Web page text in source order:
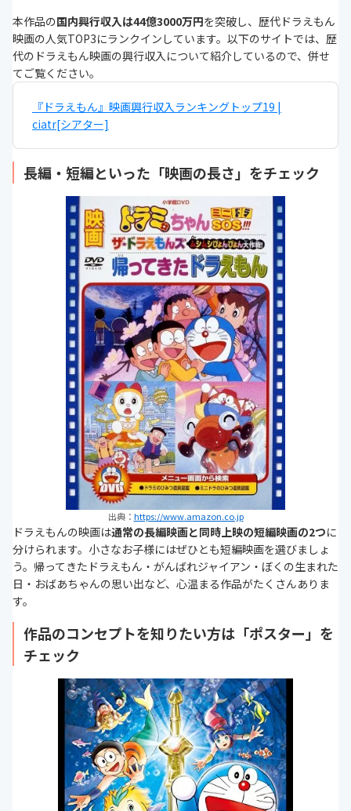
本作品の国内興行収入は44億3000万円を突破し、歴代ドラえもん
映画の人気TOP3にランクインしています。以下のサイトでは、歴
代のドラえもん映画の興行収入について紹介しているので、併せ
てご覧ください。
『ドラえもん』映画興行収入ランキングトップ19 |
ciatr[シアター]
長編・短編といった「映画の長さ」をチェック
出典： https://www.amazon.co.jp
ドラえもんの映画は通常の長編映画と同時上映の短編映画の2つに
分けられます。小さなお子様にはぜひとも短編映画を選びましょ
う。帰ってきたドラえもん・がんばれジャイアン・ぼくの生まれた
日・おばあちゃんの思い出など、心温まる作品がたくさんありま
す。
作品のコンセプトを知りたい方は「ポスター」を
チェック